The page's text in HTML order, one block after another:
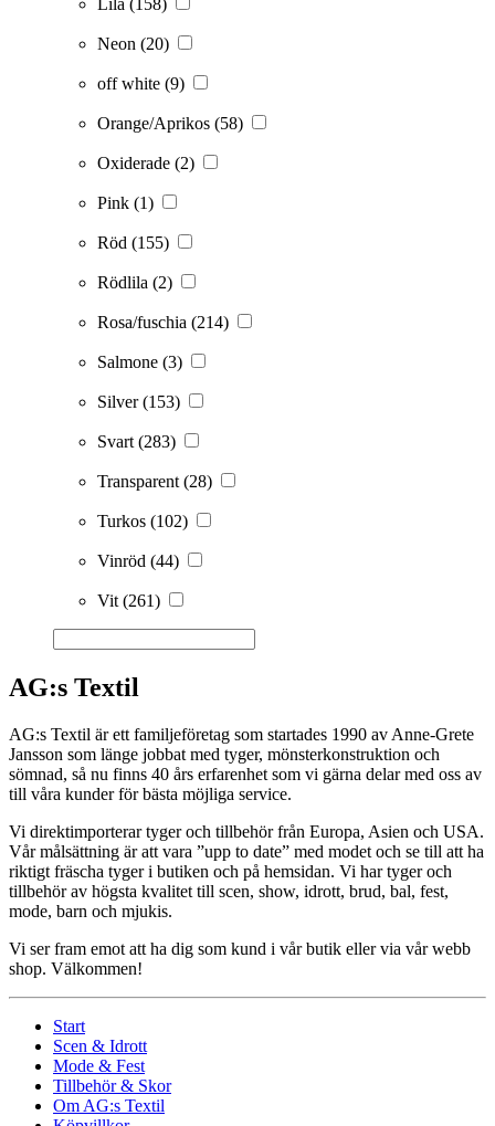
Lila (158)
Neon (20)
off white (9)
Orange/Aprikos (58)
Oxiderade (2)
Pink (1)
Röd (155)
Rödlila (2)
Rosa/fuschia (214)
Salmone (3)
Silver(153)
Svart (283)
Transparent (28)
Turkos (102)
Vinröd (44)
Vit (261)
AG:s Textil
AG:s Textil är ett familjeföretag som startades 1990 av Anne-Grete
Jansson som länge jobbat med tyger, mönsterkonstruktion och
sömnad, så nu finns 40 års erfarenhet som vi gärna delar med oss av
till våra kunder för bästa möjliga service.
Vi direktimporterar tyger och tillbehör från Europa, Asien och USA.
Vår målsättning är att vara ”upp to date” med modet och se till att ha
riktigt fräscha tyger i butiken och på hemsidan. Vi har tyger och
tillbehör av högsta kvalitet till scen, show, idrott, brud, bal, fest,
mode, barn och mjukis.
Vi ser fram emot att ha dig som kund i vår butik eller via vår webb
shop. Välkommen!
Start
Scen & Idrott
Mode & Fest
Tillbehör & Skor
Om AG:s Textil